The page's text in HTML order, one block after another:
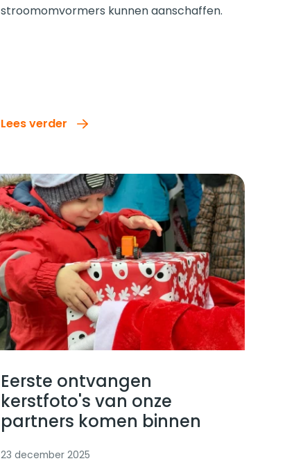
stroomomvormers kunnen aanschaffen.
Lees verder
Lees verder
Eerste ontvangen
kerstfoto's van onze
partners komen binnen
23 december 2025